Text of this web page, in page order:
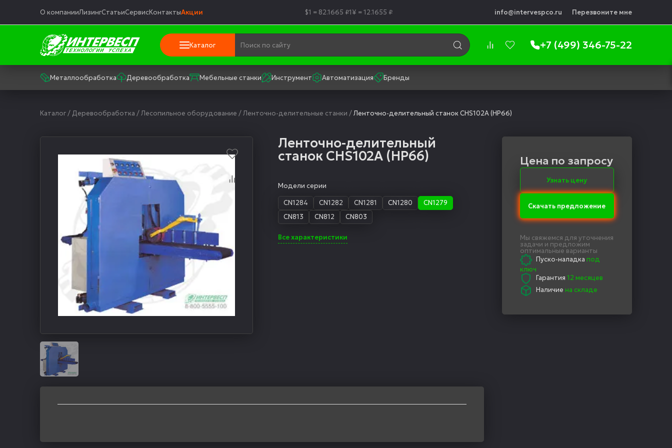
О компанииЛизингСтатьиСервисКонтактыАкции $1 = 82.1665 ₽1¥ = 12.1655 ₽ info@intervespco.ru Перезвоните мне
Каталог +7 (499) 346-75-22
Металлообработка Деревообработка Мебельные станки Инструмент Автоматизация Бренды
Каталог/ Деревообработка /Лесопильное оборудование /Ленточно-делительные станки /Ленточно-делительный станок CНS102А (НР66)
Ленточно-делительный
станок CНS102А (НР66)
Модели серии
CN1284
CN1282 CN1281 CN1280
CN1279
CN813
CN812 CN803
Все характеристики
Цена по запросу
Узнать цену
Скачать предложение
Мы свяжемся для уточнения
задачи и предложим
оптимальные варианты
Пуско-наладка под
ключ
Гарантия 12 месяцев
Наличие на складе